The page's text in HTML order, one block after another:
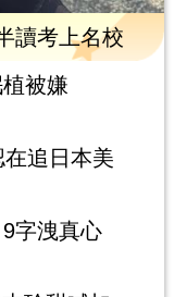
讀考上名校
被嫌
追日本美
字洩真心